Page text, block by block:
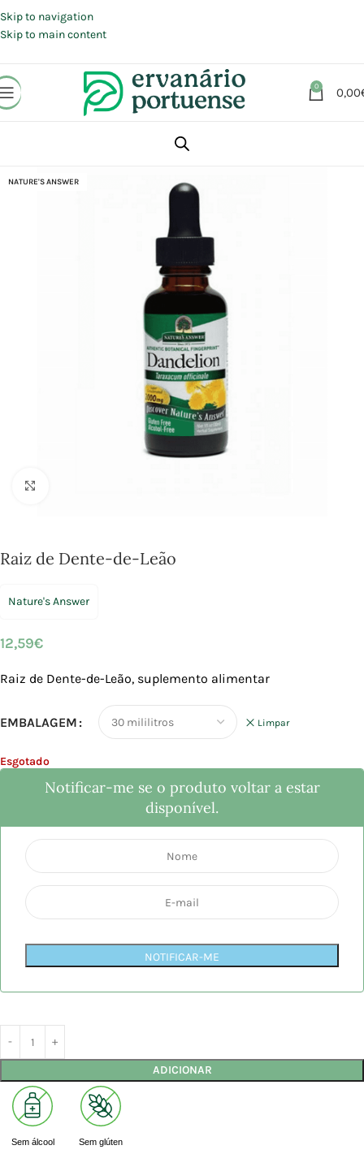
Skip to navigation
Skip to main content
0 0,00
Suplementos alimentares
NATURE'S ANSWER
Raiz de Dente-de-Leão
Nature's Answer
12,59€
Raiz de Dente-de-Leão, suplemento alimentar
EMBALAGEM Limpar
Esgotado
Notificar-me se o produto voltar a estar
disponível.
NOTIFICAR-ME
ADICIONAR
Sem álcool Sem glúten